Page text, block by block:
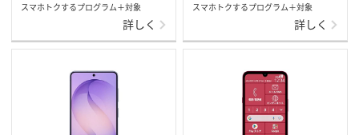
スマホトクするプログラム＋対象
詳しく
スマホトクするプログラム＋対象
詳しく